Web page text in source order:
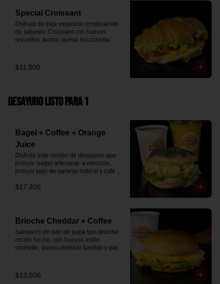
Special Croissant
Disfruta de esta exquisita combinación
de sabores: Croissant con huevos
revueltos, tocino, queso mozzarella
$11.500
Desayuno Listo para 1
Bagel + Coffee + Orange
Juice
Disfruta este combo de desayuno que
incluye: bagel artesanal  a elección,
incluye jugo de naranja natural y café o
$17.200
Brioche Cheddar + Coffee
Sándwich en pan de papa tipo brioche
recién hecho, con huevos estilo
omelette, queso cheddar fundido y palta,
Se envía en bolsa delivery.
$13.500